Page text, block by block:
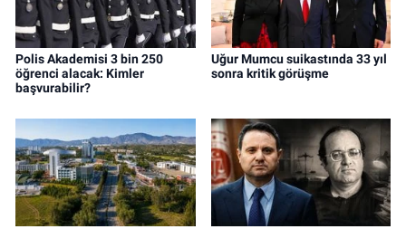
Polis Akademisi 3 bin 250
öğrenci alacak: Kimler
başvurabilir?
Uğur Mumcu suikastında 33 yıl
sonra kritik görüşme